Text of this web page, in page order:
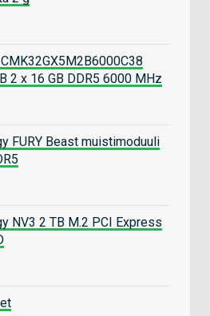
2 x 16 GB DDR5 6000 MHz
FURY Beast muistimoduuli
NV3 2 TB M.2 PCI Express